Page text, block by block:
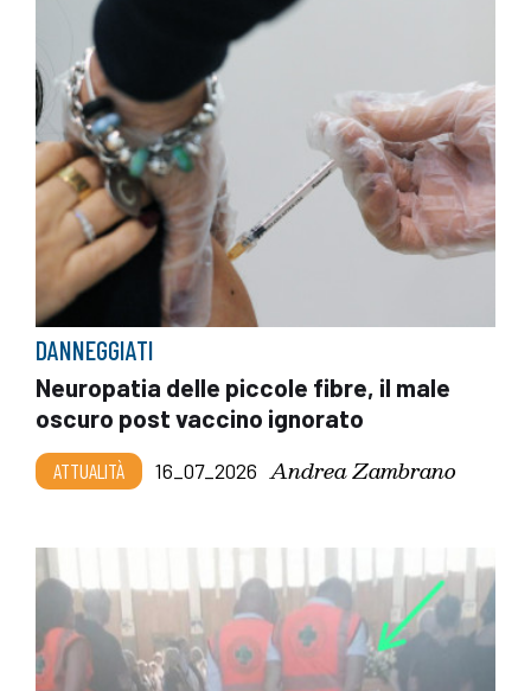
DANNEGGIATI
Neuropatia delle piccole fibre, il male
oscuro post vaccino ignorato
ATTUALITÀ 16_07_2026 Andrea Zambrano